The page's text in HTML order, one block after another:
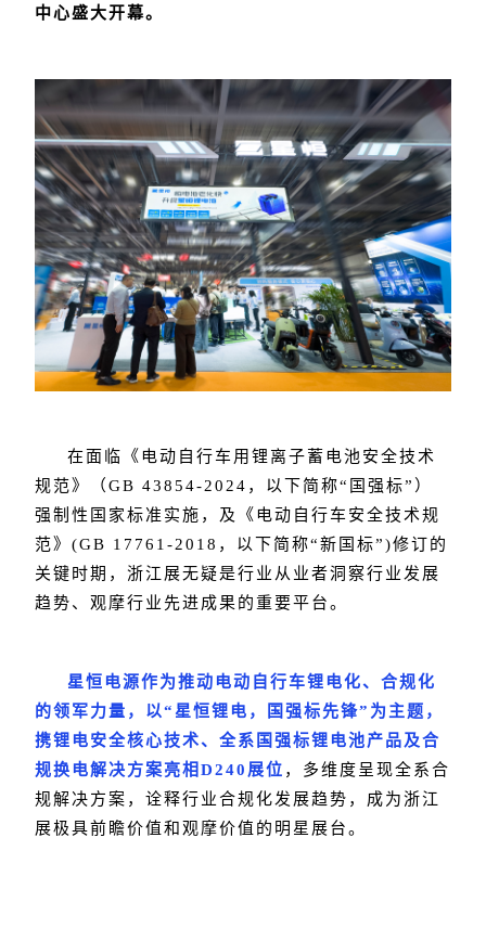
中心盛大开幕。
在面临《电动自行车用锂离子蓄电池安全技术
规范》（GB 43854-2024，以下简称“国强标”）
强制性国家标准实施，及《电动自行车安全技术规
范》(GB 17761-2018，以下简称“新国标”)修订的
关键时期，浙江展无疑是行业从业者洞察行业发展
趋势、观摩行业先进成果的重要平台。
星恒电源作为推动电动自行车锂电化、合规化
的领军力量，以“星恒锂电，国强标先锋”为主题，
携锂电安全核心技术、全系国强标锂电池产品及合
规换电解决方案亮相D240展位 ，多维度呈现全系合
规解决方案，诠释行业合规化发展趋势，成为浙江
展极具前瞻价值和观摩价值的明星展台。